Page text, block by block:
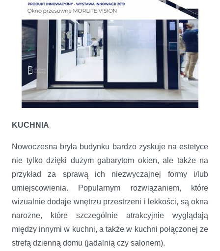
KUCHNIA
Nowoczesna bryła budynku bardzo zyskuje na estetyce
nie tylko dzięki dużym gabarytom okien, ale także na
przykład za sprawą ich niezwyczajnej formy i/lub
umiejscowienia. Popularnym rozwiązaniem, które
wizualnie dodaje wnętrzu przestrzeni i lekkości, są okna
narożne, które szczególnie atrakcyjnie wyglądają
między innymi w kuchni, a także w kuchni połączonej ze
strefą dzienną domu (jadalnią czy salonem).